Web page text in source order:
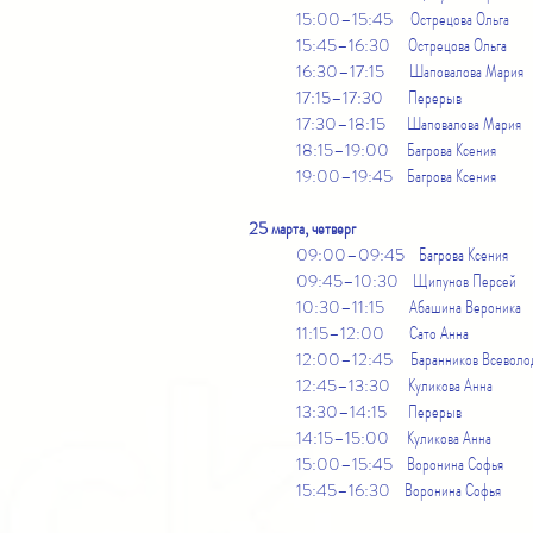
15:00–15:45 Острецова Ольга
15:45–16:30 Острецова Ольга
16:30–17:15 Шаповалова Мария
17:15–17:30 Перерыв
17:30–18:15 Шаповалова Мария
18:15–19:00 Багрова Ксения
19:00–19:45 Багрова Ксения
25 марта, четверг
09:00–09:45 Багрова Ксения
09:45–10:30 Щипунов Персей
10:30–11:15 Абашина Вероника
11:15–12:00 Сато Анна
12:00–12:45 Баранников
12:45–13:30 Куликова Анна
13:30–14:15 Перерыв
14:15–15:00 Куликова Анна
15:00–15:45 Воронина Софья
15:45–16:30 Воронина Софья